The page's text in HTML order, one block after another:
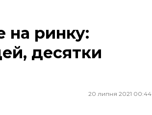
на ринку:
десятки
20 липня 2021 00:44